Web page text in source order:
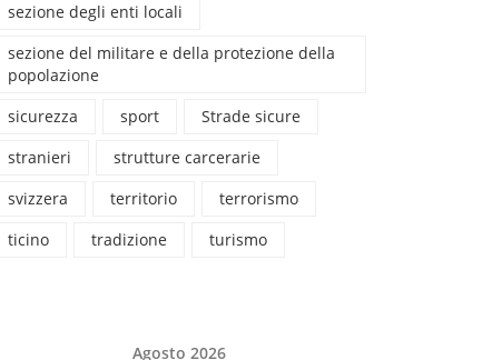
sezione degli enti locali
sezione del militare e della protezione della
popolazione
sicurezza
sport
Strade sicure
stranieri
strutture carcerarie
svizzera
territorio
terrorismo
ticino
tradizione turismo
Agosto 2026